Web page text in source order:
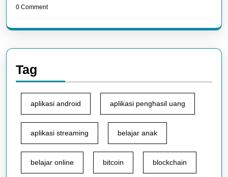
0 Comment
Tag
aplikasi android aplikasi penghasil uang
aplikasi streaming belajar anak
belajar online bitcoin blockchain